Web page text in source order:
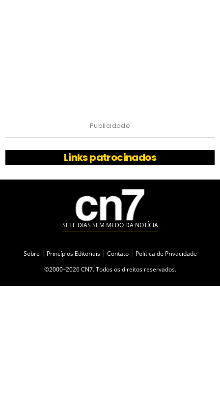
Publicidade
Links patrocinados
SETE DIAS SEM MEDO DA NOTÍCIA
Sobre Princípios Editoriais Contato
Política de Privacidade
©2000–2026 CN7. Todos os direitos reservados.